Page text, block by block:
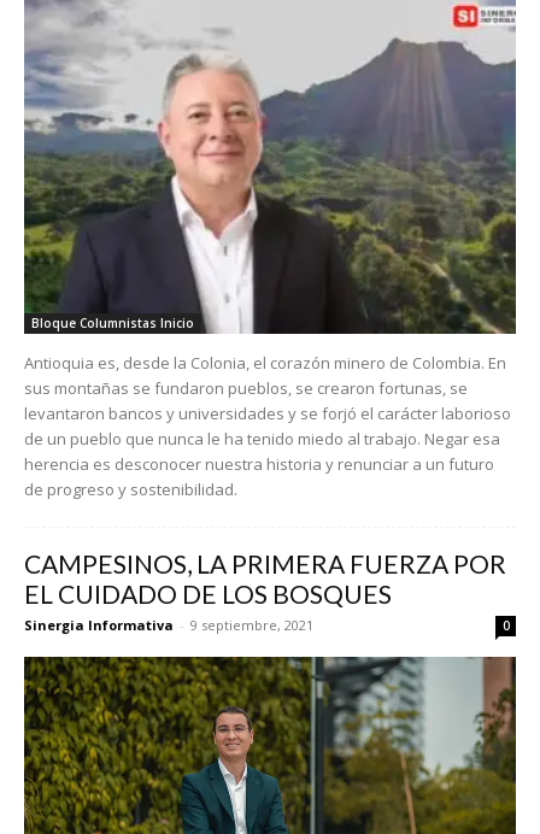
Bloque Columnistas Inicio
Antioquia es, desde la Colonia, el corazón minero de Colombia. En
sus montañas se fundaron pueblos, se crearon fortunas, se
levantaron bancos y universidades y se forjó el carácter laborioso
de un pueblo que nunca le ha tenido miedo al trabajo. Negar esa
herencia es desconocer nuestra historia y renunciar a un futuro
de progreso y sostenibilidad.
CAMPESINOS, LA PRIMERA FUERZA POR
EL CUIDADO DE LOS BOSQUES
Sinergia Informativa - 9 septiembre, 2021 0